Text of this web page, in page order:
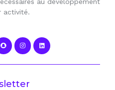
au développement
activité.